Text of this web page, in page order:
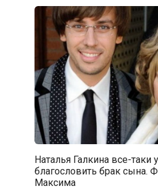
Наталья Галкина все-таки
благословить брак сына.
Максима